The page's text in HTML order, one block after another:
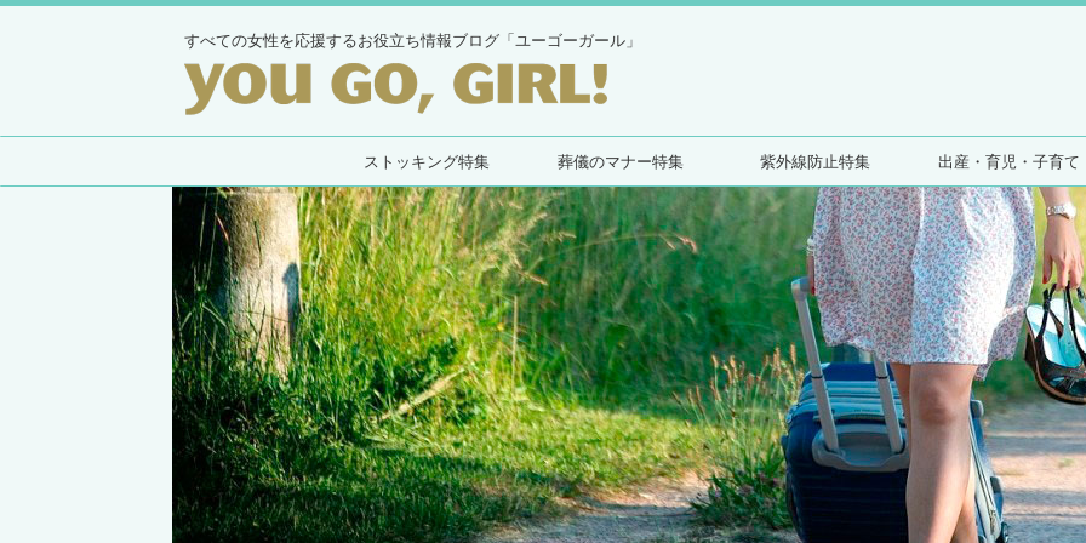
すべての女性を応援するお役立ち情報ブログ「ユーゴーガール」
ストッキング特集 葬儀のマナー特集 紫外線防止特集 出産・育児・子育て